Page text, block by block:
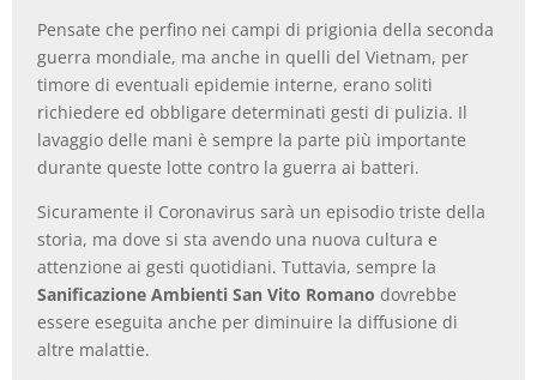
Pensate che perfino nei campi di prigionia della seconda
guerra mondiale, ma anche in quelli del Vietnam, per
timore di eventuali epidemie interne, erano soliti
richiedere ed obbligare determinati gesti di pulizia. Il
lavaggio delle mani è sempre la parte più importante
durante queste lotte contro la guerra ai batteri.
Sicuramente il Coronavirus sarà un episodio triste della
storia, ma dove si sta avendo una nuova cultura e
attenzione ai gesti quotidiani. Tuttavia, sempre la
Sanificazione Ambienti San Vito Romano dovrebbe
essere eseguita anche per diminuire la diffusione di
altre malattie.